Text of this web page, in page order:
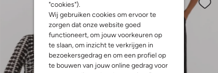
"cookies").
Wij gebruiken cookies om ervoor te
zorgen dat onze website goed
functioneert, om jouw voorkeuren op
te slaan, om inzicht te verkrijgen in
bezoekersgedrag en om een profiel op
te bouwen van jouw online gedrag voor